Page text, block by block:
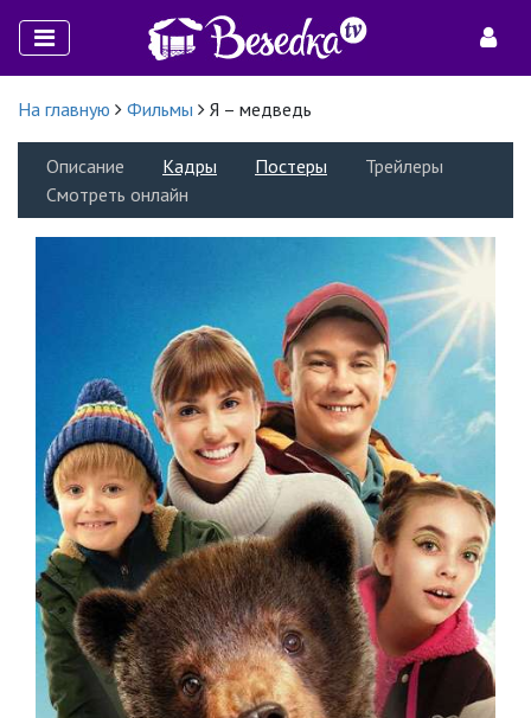
На главную Фильмы Я – медведь
Описание Кадры Постеры
Трейлеры
Смотреть онлайн